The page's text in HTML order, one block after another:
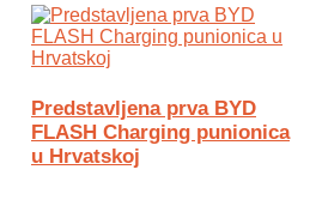
Predstavljena prva BYD
FLASH Charging punionica
u Hrvatskoj